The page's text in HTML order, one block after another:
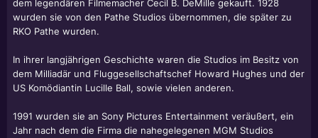
dem legendären Filmemacher Cecil B. DeMille gekauft. 1928
wurden sie von den Pathe Studios übernommen, die später zu
RKO Pathe wurden.
In ihrer langjährigen Geschichte waren die Studios im Besitz von
dem Milliadär und Fluggesellschaftschef Howard Hughes und der
US Komödiantin Lucille Ball, sowie vielen anderen.
1991 wurden sie an Sony Pictures Entertainment veräußert, ein
Jahr nach dem die Firma die nahegelegenen MGM Studios